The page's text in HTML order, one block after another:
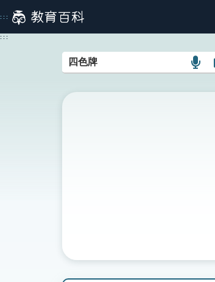
到
主
:::
:::
語
搜